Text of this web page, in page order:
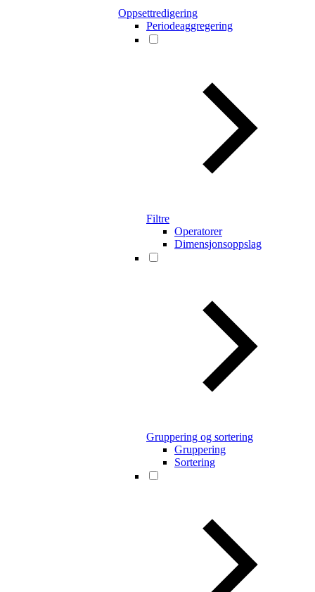
Oppsettredigering
Periodeaggregering
Filtre
Operatorer
Dimensjonsoppslag
Gruppering og sortering
Gruppering
Sortering